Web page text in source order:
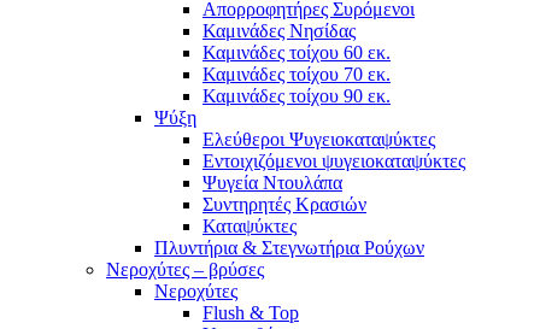
Απορροφητήρες Συρόμενοι
Καμινάδες Νησίδας
Καμινάδες τοίχου 60 εκ.
Καμινάδες τοίχου 70 εκ.
Καμινάδες τοίχου 90 εκ.
Ψύξη
Ελεύθεροι Ψυγειοκαταψύκτες
Εντοιχιζόμενοι ψυγειοκαταψύκτες
Ψυγεία Ντουλάπα
Συντηρητές Κρασιών
Καταψύκτες
Πλυντήρια & Στεγνωτήρια Ρούχων
Νεροχύτες – βρύσες
Νεροχύτες
Flush & Top